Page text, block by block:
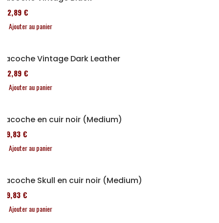
152,89 €
Ajouter au panier
Sacoche Vintage Dark Leather
152,89 €
Ajouter au panier
Sacoche en cuir noir (Medium)
119,83 €
Ajouter au panier
Sacoche Skull en cuir noir (Medium)
119,83 €
Ajouter au panier